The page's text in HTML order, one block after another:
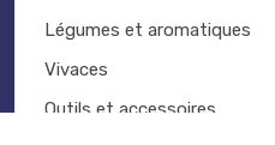
Légumes et aromatiques
Vivaces
Outils et accessoires